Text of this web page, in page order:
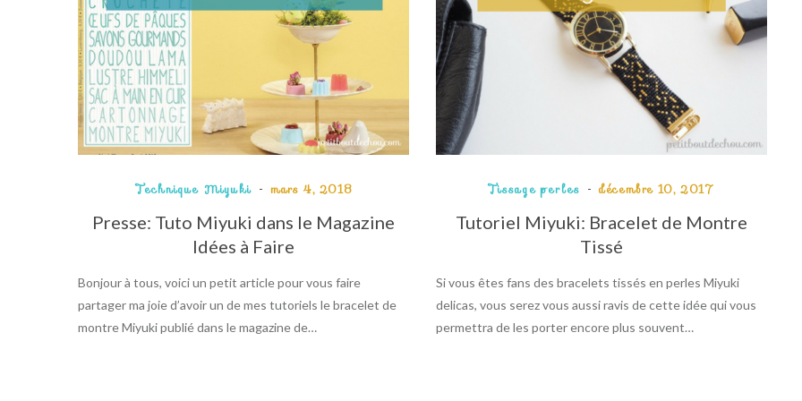
Technique Miyuki mars 4, 2018
Presse: Tuto Miyuki dans le Magazine
Idées à Faire
Bonjour à tous, voici un petit article pour vous faire
partager ma joie d’avoir un de mes tutoriels le bracelet de
montre Miyuki publié dans le magazine de…
Tissage perles décembre 10, 2017
Tutoriel Miyuki: Bracelet de Montre
Tissé
Si vous êtes fans des bracelets tissés en perles Miyuki
delicas, vous serez vous aussi ravis de cette idée qui vous
permettra de les porter encore plus souvent…